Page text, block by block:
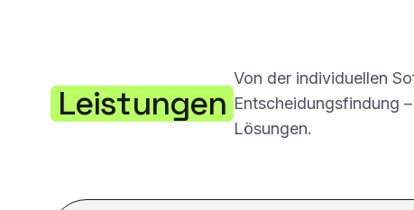
Leistungen
Von der individuellen
Entscheidungsfindung
Lösungen.